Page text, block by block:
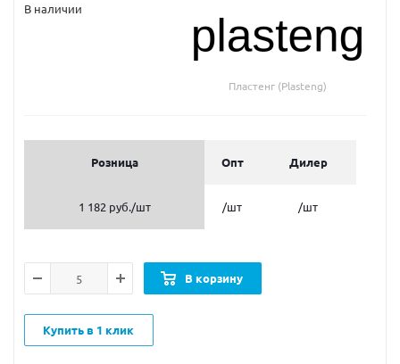
В наличии
Пластенг (Plasteng)
Розница Опт Дилер
1 182 руб./шт /шт /шт
В корзину
Купить в 1 клик